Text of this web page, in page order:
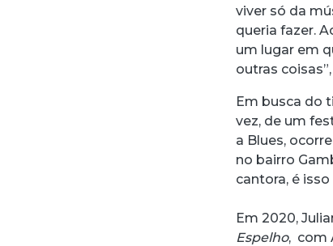
viver só da
queria fazer.
um lugar em
outras
Em busca do
vez, de um
a Blues,
no bairro
cantora, é
Em 2020,
Espelho, com